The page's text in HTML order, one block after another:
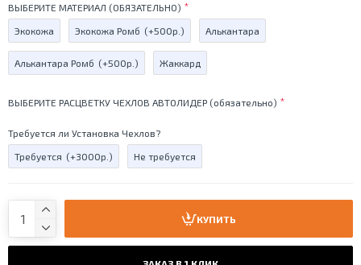
ВЫБЕРИТЕ МАТЕРИАЛ (ОБЯЗАТЕЛЬНО)
Экокожа Экокожа Ромб (+500р.) Алькантара
Алькантара Ромб (+500р.) Жаккард
ВЫБЕРИТЕ РАСЦВЕТКУ ЧЕХЛОВ АВТОЛИДЕР (обязательно)
Требуется ли Установка Чехлов?
Требуется (+3000р.) Не требуется
КУПИТЬ